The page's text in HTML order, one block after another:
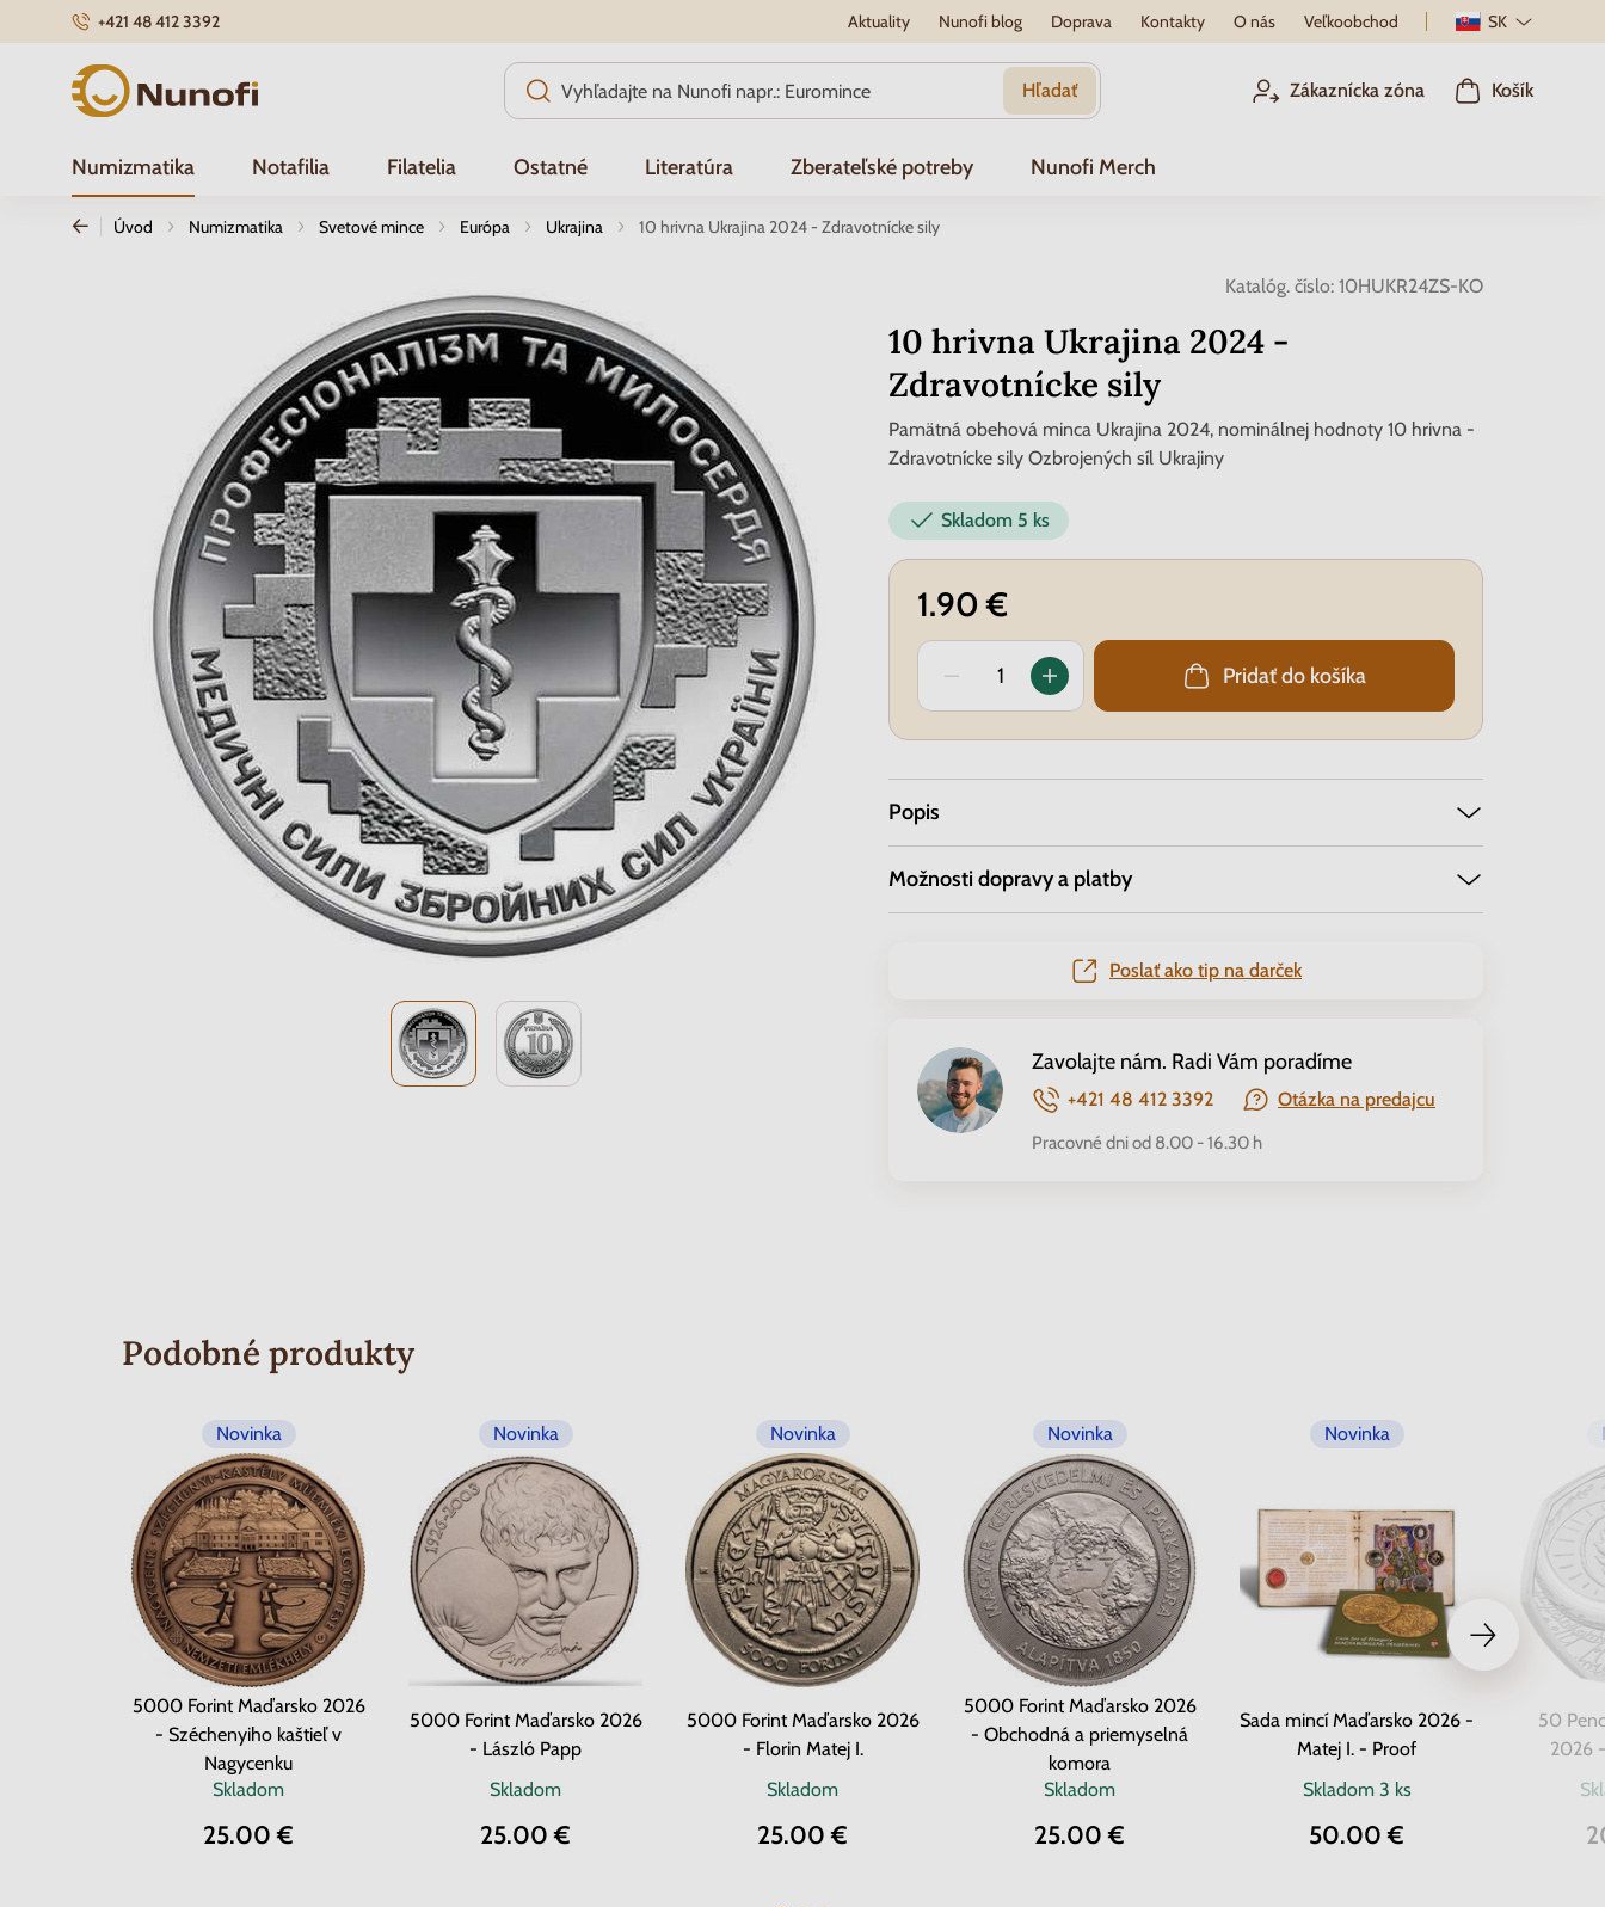
+421 48 412 3392 Aktuality Nunofi blog Doprava Kontakty O nás Veľkoobchod SK
Nunofi.sk Hľadať Zákaznícka zóna Košík
Numizmatika Notafilia Filatelia Ostatné Literatúra Zberateľské potreby Nunofi Merch
Úvod Numizmatika Svetové mince Európa Ukrajina 10 hrivna Ukrajina 2024 - Zdravotnícke sily
Katalóg. číslo: 10HUKR24ZS-KO
10 hrivna Ukrajina 2024 -
Zdravotnícke sily
Pamätná obehová minca Ukrajina 2024, nominálnej hodnoty 10 hrivna -
Zdravotnícke sily Ozbrojených síl Ukrajiny
Skladom 5 ks
1.90 €
Pridať do košíka
Popis
Možnosti dopravy a platby
Poslať ako tip na darček
Zavolajte nám. Radi Vám poradíme
+421 48 412 3392 Otázka na predajcu
Pracovné dni od 8.00 - 16.30 h
Podobné produkty
Novinka
5000 Forint Maďarsko 2026
- Széchenyiho kaštieľ v
Nagycenku
Skladom
25.00 €
Novinka
5000 Forint Maďarsko 2026
- László Papp
Skladom
25.00 €
Novinka
5000 Forint Maďarsko 2026
- Florin Matej I.
Skladom
25.00 €
Novinka
5000 Forint Maďarsko 2026
- Obchodná a priemyselná
komora
Skladom
25.00 €
Novinka
Sada mincí Maďarsko 2026 -
Matej I. - Proof
Skladom 3 ks
50.00 €
50
2026